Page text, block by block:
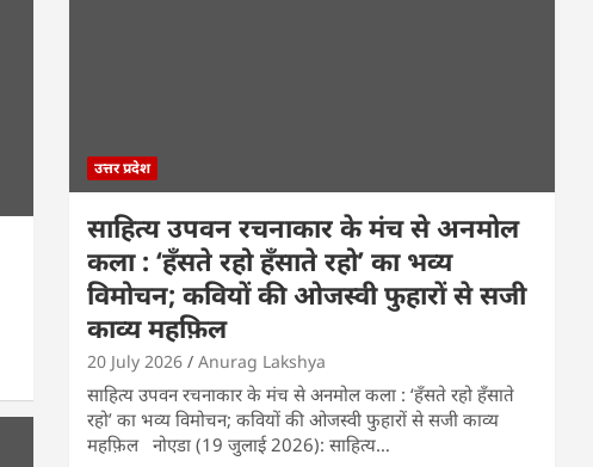
उत्तर प्रदेश
साहित्य उपवन रचनाकार के मंच से अनमोल
कला : ‘हॅंसते रहो हॅंसाते रहो’ का भव्य
विमोचन; कवियों की ओजस्वी फुहारों से सजी
काव्य महफ़िल
20 July 2026 Anurag Lakshya
साहित्य उपवन रचनाकार के मंच से अनमोल कला : ‘हॅंसते रहो हॅंसाते
रहो’ का भव्य विमोचन; कवियों की ओजस्वी फुहारों से सजी काव्य
महफ़िल नोएडा (19 जुलाई 2026): साहित्य…